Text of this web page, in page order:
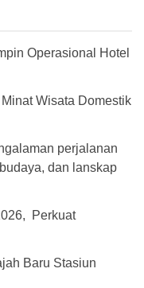
Operasional Hotel
Wisata Domestik
perjalanan
dan lanskap
Perkuat
Baru Stasiun